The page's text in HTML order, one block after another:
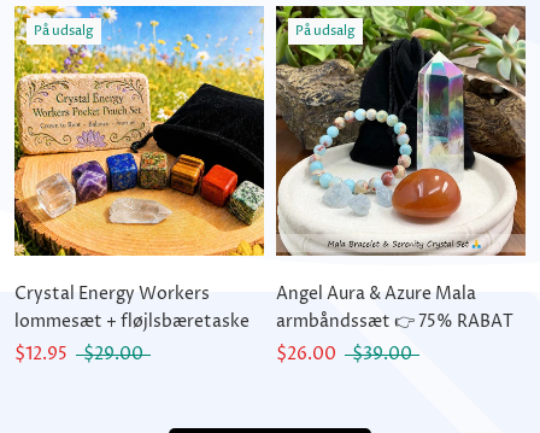
På udsalg
Crystal Energy Workers
lommesæt + fløjlsbæretaske
$12.95
$29.00
På udsalg
Angel Aura & Azure Mala
armbåndssæt 👉 75% RABAT
$26.00
$39.00